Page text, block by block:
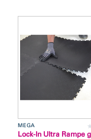
MEGA
Lock-In Ultra Rampe